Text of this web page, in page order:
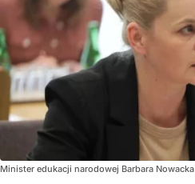
Minister edukacji narodowej Barbara Nowacka